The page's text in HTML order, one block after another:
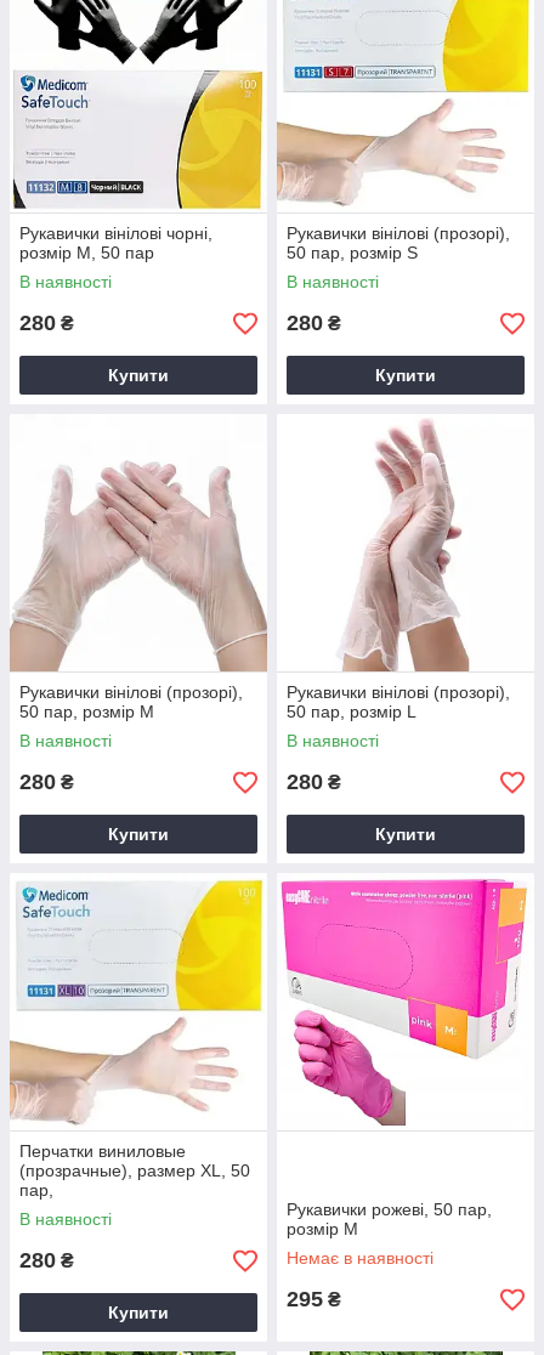
Рукавички вінілові чорні,
розмір М, 50 пар
В наявності
280 ₴
Купити
Рукавички вінілові (прозорі),
50 пар, розмір S
В наявності
280 ₴
Купити
Рукавички вінілові (прозорі),
50 пар, розмір М
В наявності
280 ₴
Купити
Рукавички вінілові (прозорі),
50 пар, розмір L
В наявності
280 ₴
Купити
Перчатки виниловые
(прозрачные), размер ХL, 50
пар,
В наявності
280 ₴
Купити
Рукавички рожеві, 50 пар,
розмір М
Немає в наявності
295 ₴